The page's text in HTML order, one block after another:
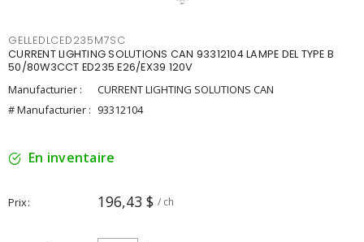
GELLEDLCED235M7SC
CURRENT LIGHTING SOLUTIONS CAN 93312104 LAMPE DEL TYPE B
50/80W3CCT ED235 E26/EX39 120V
Manufacturier :
CURRENT LIGHTING SOLUTIONS CAN
# Manufacturier : 93312104
En inventaire
Prix 196,43 $ / ch